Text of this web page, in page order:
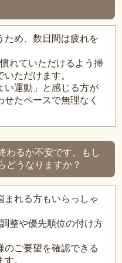
ため、数日間は疲れを
れていただけるよう掃
ただけます。
い運動」と感じる方が
たペースで無理なく
わるか不安です。もし
どうなりますか？
まれる方もいらっしゃ
整や優先順位の付け方
のご要望を確認できる
。